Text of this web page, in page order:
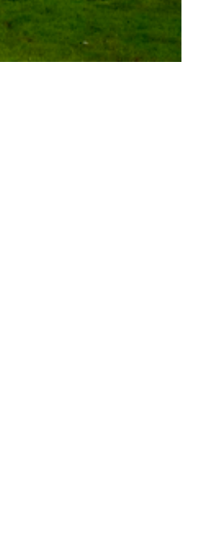
Kurabgabe
Jobbörse |
Leben &
Arbeiten